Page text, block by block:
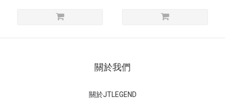
關於我們
關於JTLEGEND